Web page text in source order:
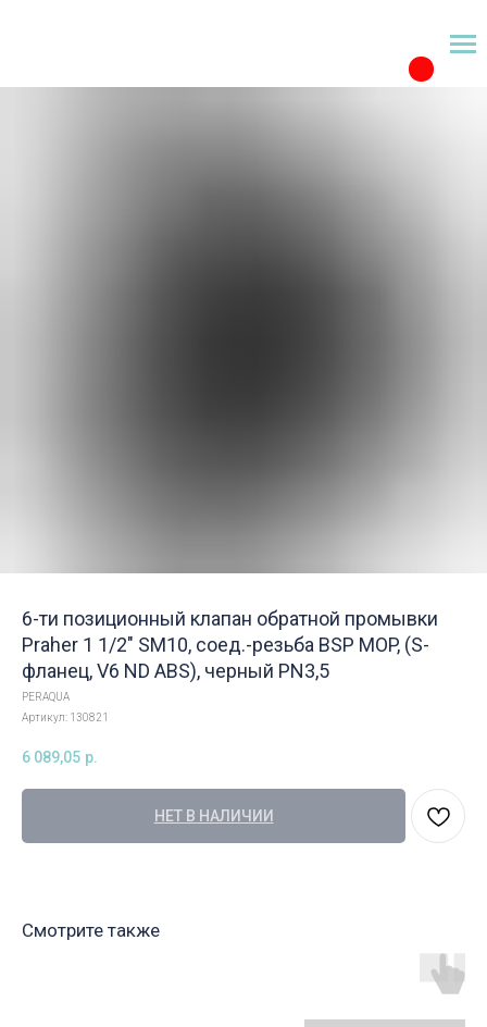
6-ти позиционный клапан обратной промывки
Praher 1 1/2" SM10, соед.-резьба BSP MOP, (S-
фланец, V6 ND ABS), черный PN3,5
PERAQUA
Артикул: 130821
6 089,05 р.
НЕТ В НАЛИЧИИ
Смотрите также